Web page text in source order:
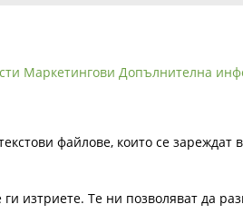
Маркетингови Допълнителна
файлове, които се
ги изтриете. Те ни позволяват